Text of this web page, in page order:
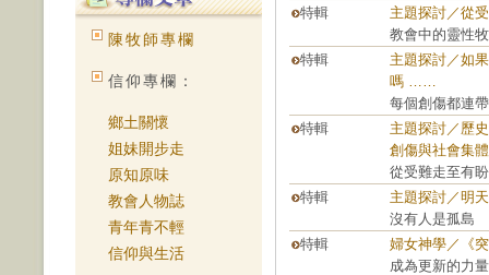
陳牧師專欄
信仰專欄：
鄉土關懷
姐妹開步走
原知原味
教會人物誌
青年青不輕
信仰與生活
特輯
主題探討／從
教會中的靈性
特輯
主題探討／如
嗎 ……
每個創傷都連
特輯
主題探討／歷
創傷與社會集
從受難走至有
特輯
主題探討／明
沒有人是孤島
特輯
婦女神學／《
成為更新的力量